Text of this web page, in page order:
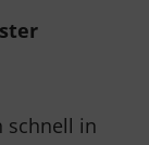
schnell in